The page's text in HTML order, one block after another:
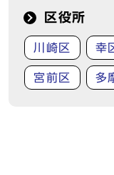
区役所
川崎区 幸
宮前区 多